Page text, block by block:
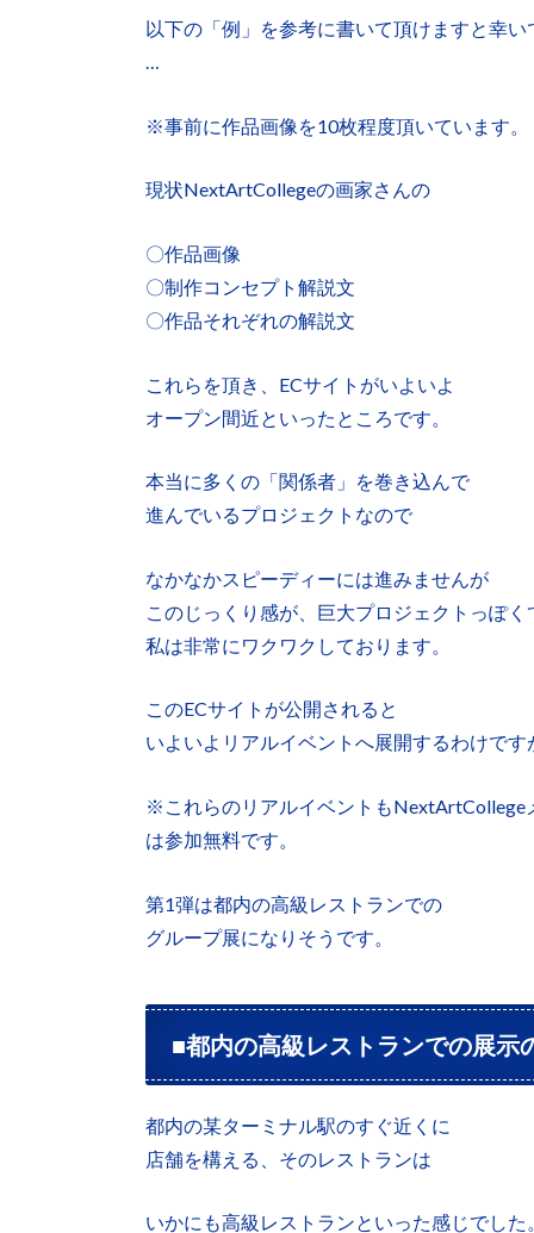
以下の「例」を参考に書いて頂けますと幸い
…
※事前に作品画像を10枚程度頂いています。
現状NextArtCollegeの画家さんの
〇作品画像
〇制作コンセプト解説文
〇作品それぞれの解説文
これらを頂き、ECサイトがいよいよ
オープン間近といったところです。
本当に多くの「関係者」を巻き込んで
進んでいるプロジェクトなので
なかなかスピーディーには進みませんが
このじっくり感が、巨大プロジェクトっぽく
私は非常にワクワクしております。
このECサイトが公開されると
いよいよリアルイベントへ展開するわけです
※これらのリアルイベントもNextArtCollege
は参加無料です。
第1弾は都内の高級レストランでの
グループ展になりそうです。
■都内の高級レストランでの展示
都内の某ターミナル駅のすぐ近くに
店舗を構える、そのレストランは
いかにも高級レストランといった感じでした